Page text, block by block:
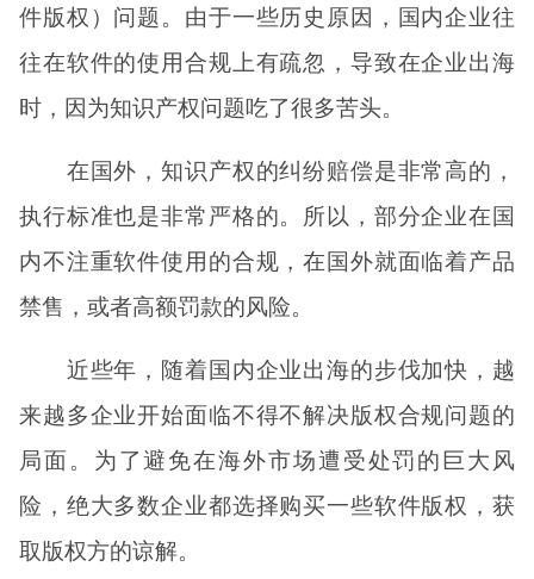
件版权）问题。由于一些历史原因，国内企业往
往在软件的使用合规上有疏忽，导致在企业出海
时，因为知识产权问题吃了很多苦头。
在国外，知识产权的纠纷赔偿是非常高的，
执行标准也是非常严格的。所以，部分企业在国
内不注重软件使用的合规，在国外就面临着产品
禁售，或者高额罚款的风险。
近些年，随着国内企业出海的步伐加快，越
来越多企业开始面临不得不解决版权合规问题的
局面。为了避免在海外市场遭受处罚的巨大风
险，绝大多数企业都选择购买一些软件版权，获
取版权方的谅解。